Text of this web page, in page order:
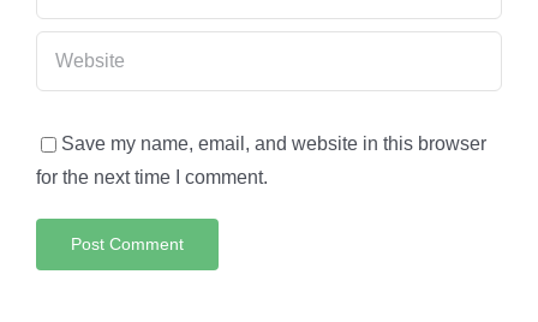
Save my name, email, and website in this browser
for the next time I comment.